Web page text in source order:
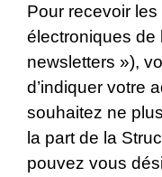
Pour recevoir les
électroniques de
newsletters »),
d’indiquer votre
souhaitez ne
la part de la
pouvez vous